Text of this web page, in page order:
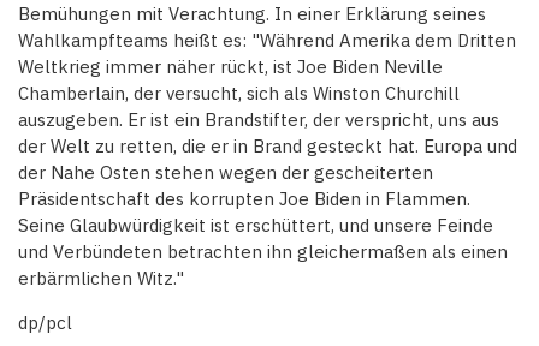
Bemühungen mit Verachtung. In einer Erklärung seines
Wahlkampfteams heißt es: "Während Amerika dem Dritten
Weltkrieg immer näher rückt, ist Joe Biden Neville
Chamberlain, der versucht, sich als Winston Churchill
auszugeben. Er ist ein Brandstifter, der verspricht, uns aus
der Welt zu retten, die er in Brand gesteckt hat. Europa und
der Nahe Osten stehen wegen der gescheiterten
Präsidentschaft des korrupten Joe Biden in Flammen.
Seine Glaubwürdigkeit ist erschüttert, und unsere Feinde
und Verbündeten betrachten ihn gleichermaßen als einen
erbärmlichen Witz."
dp/pcl